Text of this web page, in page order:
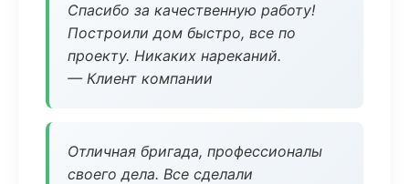
Спасибо за качественную работу!
Построили дом быстро, все по
проекту. Никаких нареканий.
— Клиент компании
Отличная бригада, профессионалы
своего дела. Все сделали